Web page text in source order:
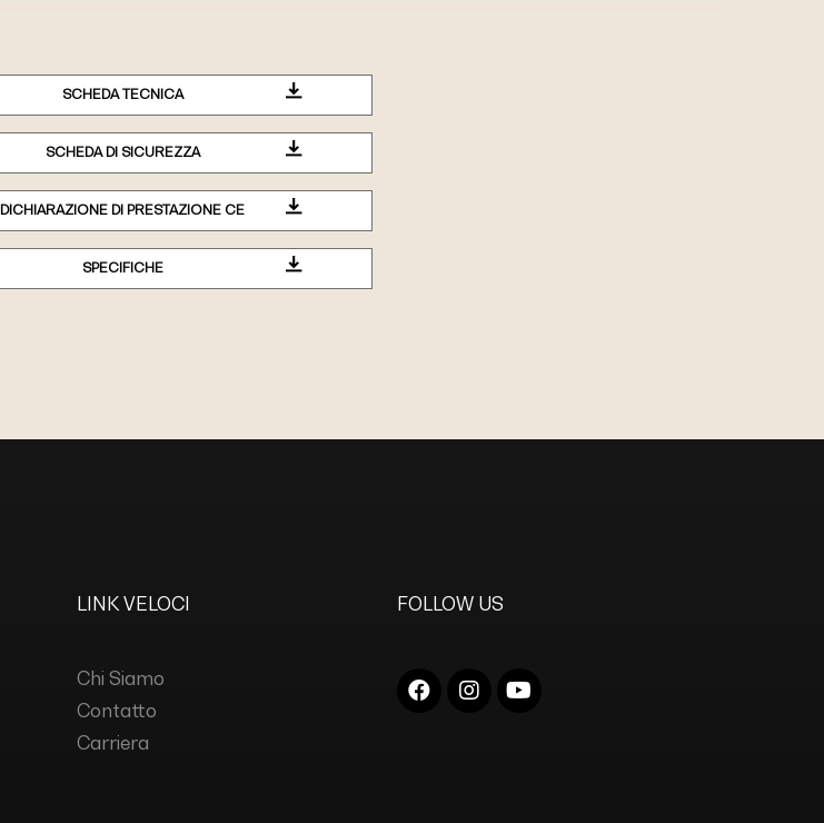
SCHEDA TECNICA
SCHEDA DI SICUREZZA
DICHIARAZIONE DI PRESTAZIONE CE
SPECIFICHE
LINK VELOCI
Chi Siamo
Contatto
Carriera
FOLLOW US